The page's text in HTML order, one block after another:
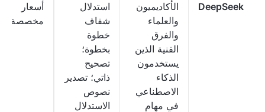
DeepSeek
الأكاديميون
والعلماء
والفرق
الفنية الذين
يستخدمون
الذكاء
الاصطناعي
في مهام
استدلال
شفاف
خطوة
بخطوة؛
تصحيح
ذاتي؛ تصدير
نصوص
الاستدلال
أسعار
مخصصة